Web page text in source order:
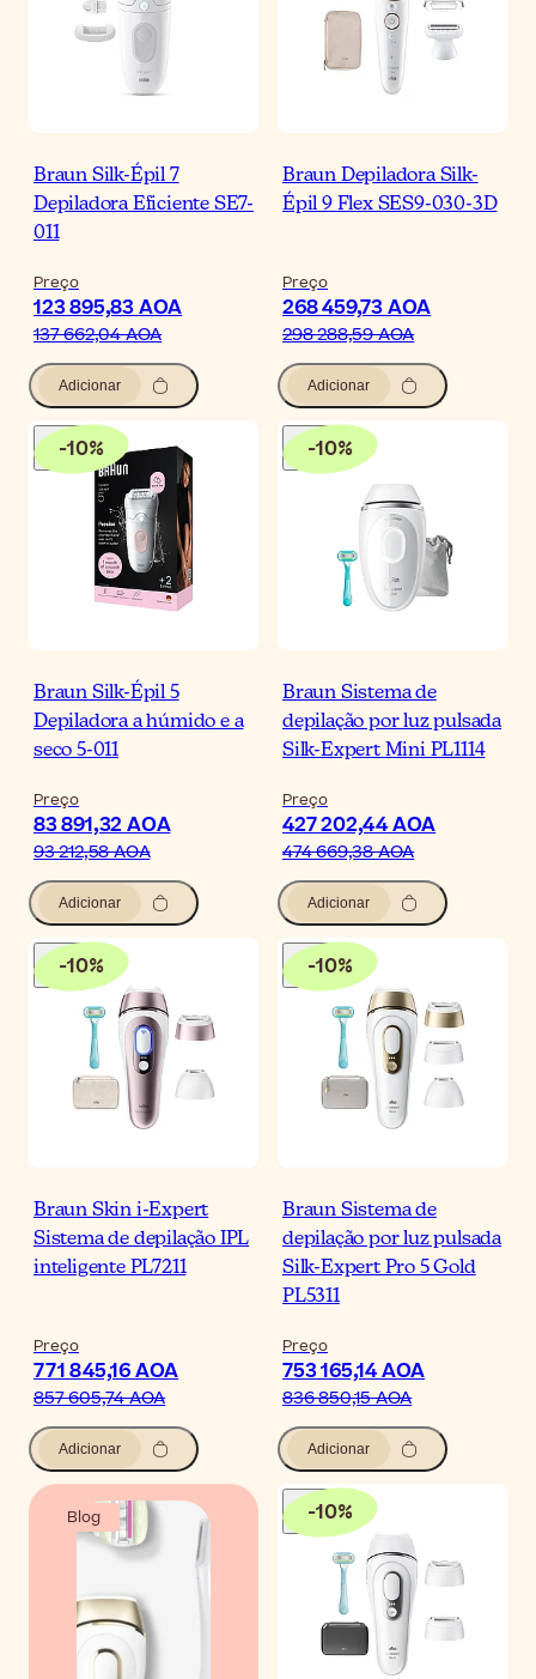
Braun Silk-Épil 7
Depiladora Eficiente SE7-
011
Preço
123 895,83 AOA
137 662,04 AOA
Adicionar
Braun Depiladora Silk-
Épil 9 Flex SES9-030-3D
Preço
268 459,73 AOA
298 288,59 AOA
Adicionar
-10%
Braun Silk-Épil 5
Depiladora a húmido e a
seco 5-011
Preço
83 891,32 AOA
93 212,58 AOA
Adicionar
-10%
Braun Sistema de
depilação por luz pulsada
Silk-Expert Mini PL1114
Preço
427 202,44 AOA
474 669,38 AOA
Adicionar
-10%
Braun Skin i-Expert
Sistema de depilação IPL
inteligente PL7211
Preço
771 845,16 AOA
857 605,74 AOA
Adicionar
-10%
Braun Sistema de
depilação por luz pulsada
Silk-Expert Pro 5 Gold
PL5311
Preço
753 165,14 AOA
836 850,15 AOA
Adicionar
Blog -10%